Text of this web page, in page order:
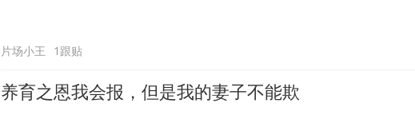
片场小王 1跟贴
养育之恩我会报，但是我的妻子不能欺